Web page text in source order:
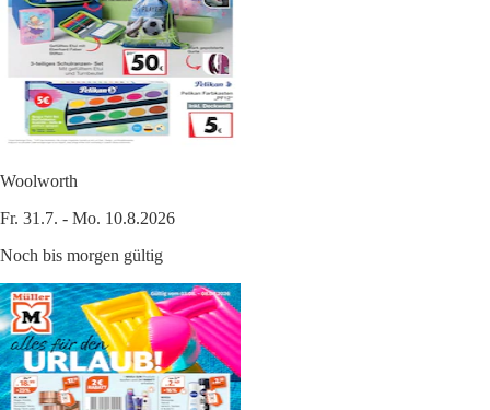
Woolworth
Fr. 31.7. - Mo. 10.8.2026
Noch bis morgen gültig